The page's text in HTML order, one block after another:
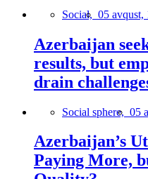
Social, 05 avqust,
Azerbaijan
results, but
drain
Social sphere, 05
Azerbaijan’s
Paying More,